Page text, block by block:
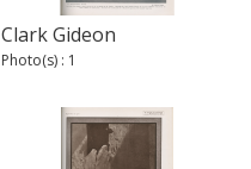
Clark Gideon
Photo(s) : 1